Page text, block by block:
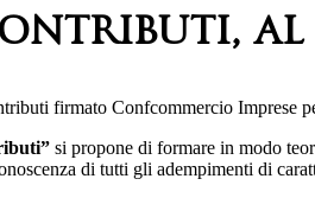
firmato Confcommercio Imprese
si propone di formare in modo
di tutti gli adempimenti di